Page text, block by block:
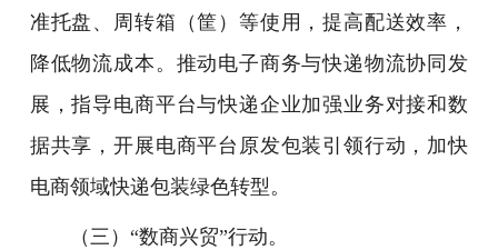
准托盘、周转箱（筐）等使用，提高配送效率，
降低物流成本。推动电子商务与快递物流协同发
展，指导电商平台与快递企业加强业务对接和数
据共享，开展电商平台原发包装引领行动，加快
电商领域快递包装绿色转型。
（三）“数商兴贸”行动。